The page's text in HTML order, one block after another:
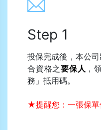
Step 1
投保完成後，本公
合資格之要保人 ，
務」抵用碼。
★提醒您：一張保